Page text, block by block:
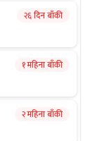
२६ दिन बाँकी
१ महिना बाँकी
२ महिना बाँकी